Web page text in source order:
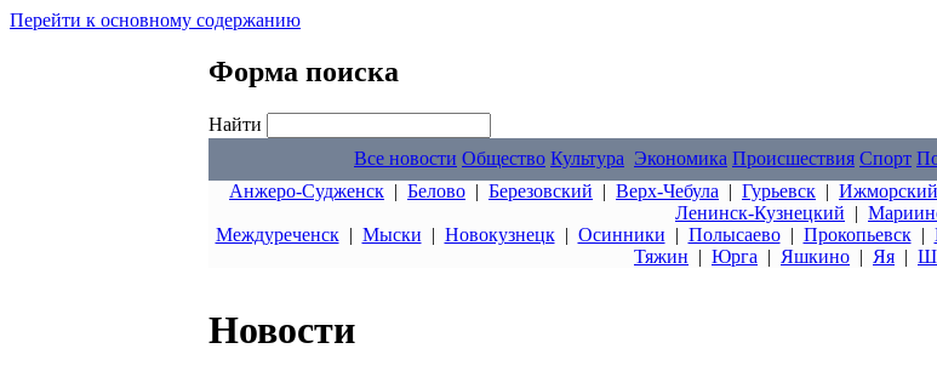
Перейти к основному содержанию
Форма поиска
Найти
Все новости Общество Культура Экономика Происшествия Спорт
Анжеро-Судженск | Белово | Березовский | Верх-Чебула | Гурьевск | Ижморский
Ленинск-Кузнецкий |
Междуреченск| Мыски | Новокузнецк| Осинники | Полысаево| Прокопьевск|
Тяжин | Юрга | Яшкино | Яя |
Новости